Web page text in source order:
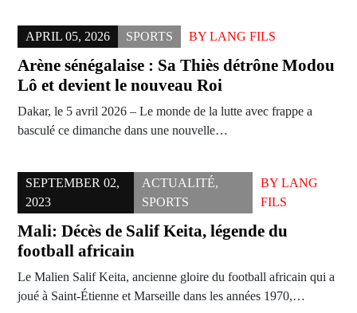
APRIL 05, 2026 SPORTS BY LANG FILS
Arène sénégalaise : Sa Thiès détrône Modou
Lô et devient le nouveau Roi
Dakar, le 5 avril 2026 – Le monde de la lutte avec frappe a
basculé ce dimanche dans une nouvelle…
SEPTEMBER 02,
2023
ACTUALITÉ,
SPORTS
BYLANG
FILS
Mali: Décès de Salif Keita, légende du
football africain
Le Malien Salif Keita, ancienne gloire du football africain qui a
joué à Saint-Étienne et Marseille dans les années 1970,…